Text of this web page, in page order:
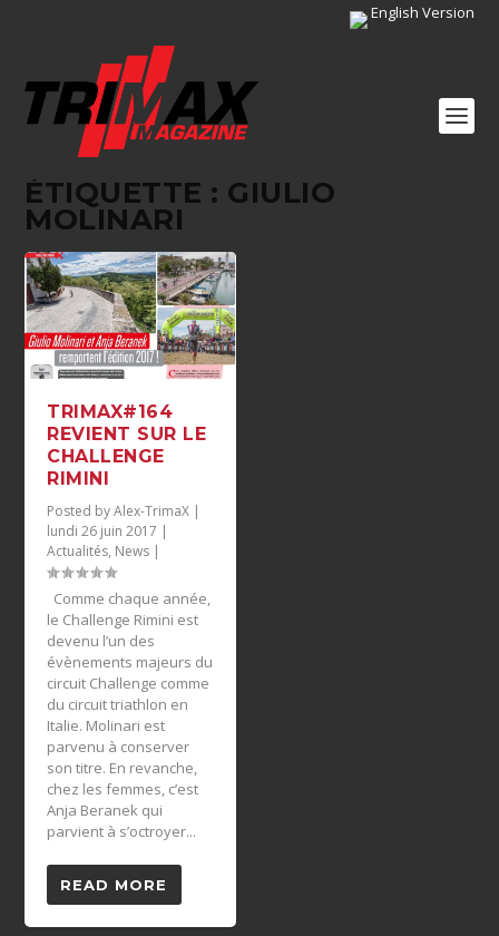
English Version
ÉTIQUETTE : GIULIO
MOLINARI
TRIMAX#164
REVIENT SUR LE
CHALLENGE
RIMINI
Posted byAlex-TrimaX |
lundi 26 juin 2017 |
Actualités, News |
Comme chaque année,
le Challenge Rimini est
devenu l’un des
évènements majeurs du
circuit Challenge comme
du circuit triathlon en
Italie. Molinari est
parvenu à conserver
son titre. En revanche,
chez les femmes, c’est
Anja Beranek qui
parvient à s’octroyer...
READ MORE